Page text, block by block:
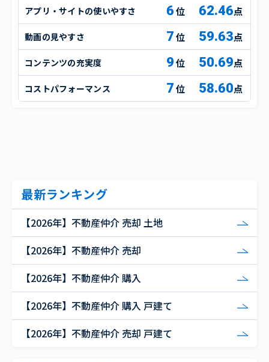
アプリ・サイトの使いやすさ 6 62.46点
動画の見やすさ 7 59.63点
コンテンツの充実度 9 50.69点
コストパフォーマンス 7 58.60点
最新ランキング
【2026年】不動産仲介 売却 土地
【2026年】不動産仲介 売却
【2026年】不動産仲介 購入
【2026年】不動産仲介 購入 戸建て
【2026年】不動産仲介 売却 戸建て